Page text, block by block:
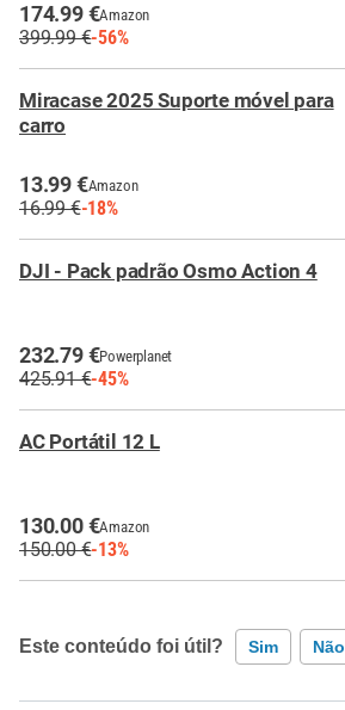
174.99 €Amazon
399.99 €-56%
Miracase 2025 Suporte móvel para
carro
13.99 €Amazon
16.99 €-18%
DJI - Pack padrão Osmo Action 4
232.79 €Powerplanet
425.91 €-45%
AC Portátil 12 L
130.00 €Amazon
150.00 €-13%
Este conteúdo foi útil? Sim Não